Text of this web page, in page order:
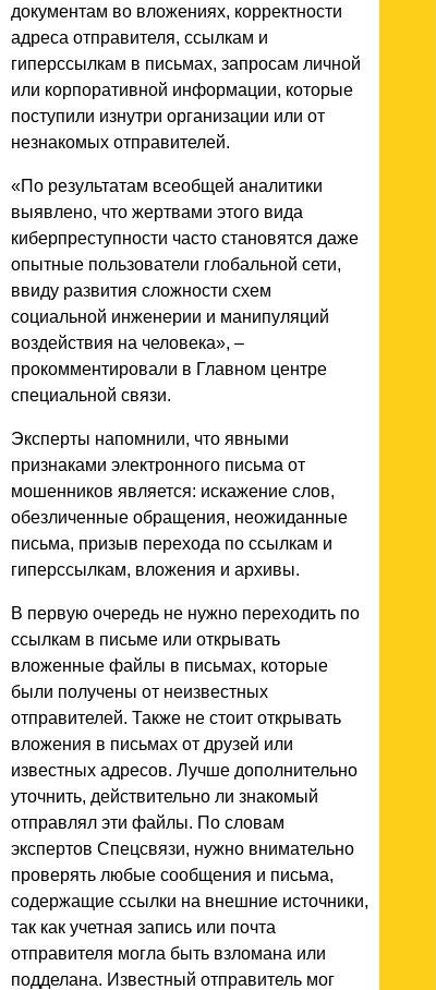
документам во вложениях, корректности
адреса отправителя, ссылкам и
гиперссылкам в письмах, запросам личной
или корпоративной информации, которые
поступили изнутри организации или от
незнакомых отправителей.
«По результатам всеобщей аналитики
выявлено, что жертвами этого вида
киберпреступности часто становятся даже
опытные пользователи глобальной сети,
ввиду развития сложности схем
социальной инженерии и манипуляций
воздействия на человека», –
прокомментировали в Главном центре
специальной связи.
Эксперты напомнили, что явными
признаками электронного письма от
мошенников является: искажение слов,
обезличенные обращения, неожиданные
письма, призыв перехода по ссылкам и
гиперссылкам, вложения и архивы.
В первую очередь не нужно переходить по
ссылкам в письме или открывать
вложенные файлы в письмах, которые
были получены от неизвестных
отправителей. Также не стоит открывать
вложения в письмах от друзей или
известных адресов. Лучше дополнительно
уточнить, действительно ли знакомый
отправлял эти файлы. По словам
экспертов Спецсвязи, нужно внимательно
проверять любые сообщения и письма,
содержащие ссылки на внешние источники,
так как учетная запись или почта
отправителя могла быть взломана или
подделана. Известный отправитель мог